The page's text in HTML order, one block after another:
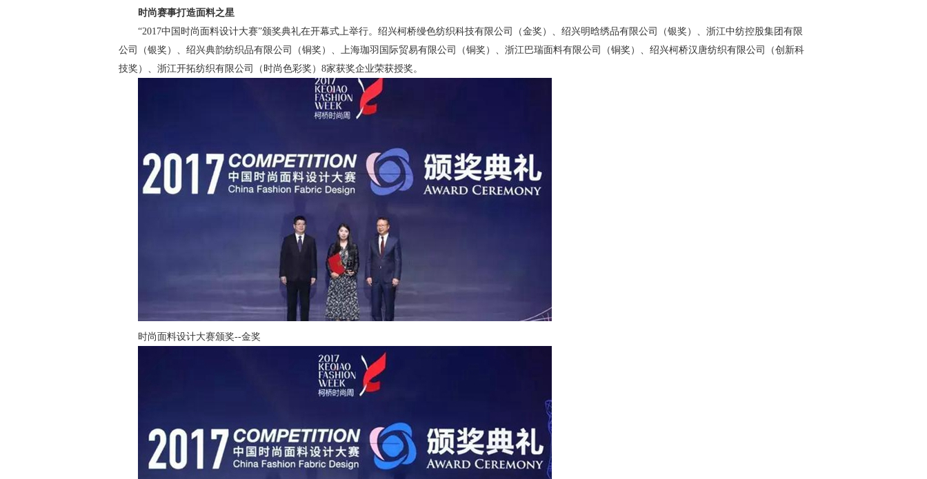
时尚赛事打造面料之星
“2017中国时尚面料设计大赛”颁奖典礼在开幕式上举行。绍兴柯桥缦色纺织科技有限公司（金奖）、绍兴明晗绣品有限公司（银奖）、浙江中纺控股集团有限
公司（银奖）、绍兴典韵纺织品有限公司（铜奖）、上海珈羽国际贸易有限公司（铜奖）、浙江巴瑞面料有限公司（铜奖）、绍兴柯桥汉唐纺织有限公司（创新科
技奖）、浙江开拓纺织有限公司（时尚色彩奖）8家获奖企业荣获授奖。
时尚面料设计大赛颁奖--金奖